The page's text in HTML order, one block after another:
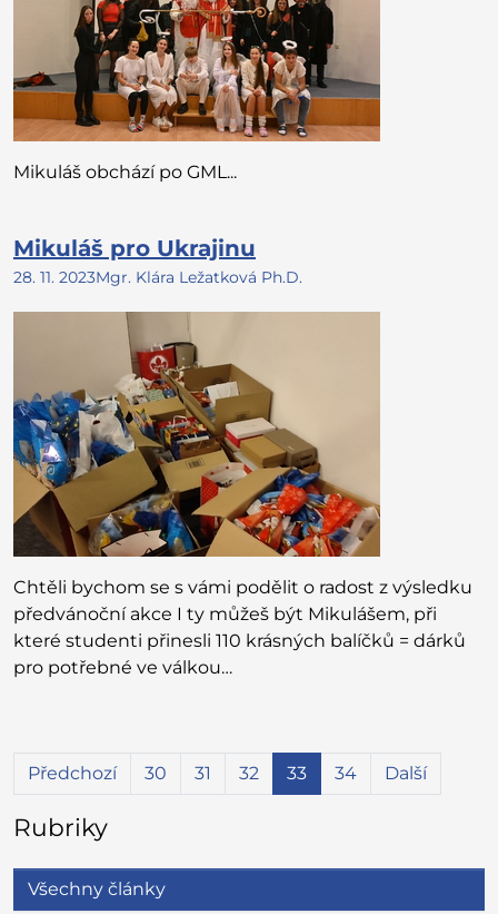
Mikuláš obchází po GML...
Mikuláš pro Ukrajinu
28. 11. 2023Mgr. Klára Ležatková Ph.D.
Chtěli bychom se s vámi podělit o radost z výsledku
předvánoční akce I ty můžeš být Mikulášem, při
které studenti přinesli 110 krásných balíčků = dárků
pro potřebné ve válkou…
Předchozí 30 31 32 33 34 Další
Rubriky
Všechny články